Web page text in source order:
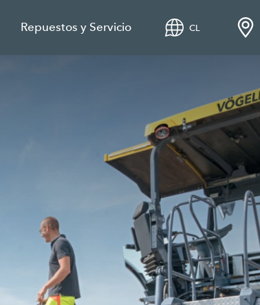
Repuestos y Servicio CL